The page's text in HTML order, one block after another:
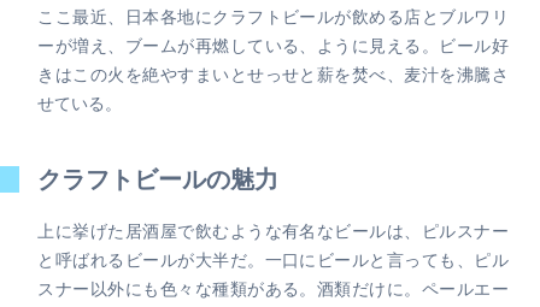
ここ最近、日本各地にクラフトビールが飲める店とブルワリ
ーが増え、ブームが再燃している、ように見える。ビール好
きはこの火を絶やすまいとせっせと薪を焚べ、麦汁を沸騰さ
せている。
クラフトビールの魅力
上に挙げた居酒屋で飲むような有名なビールは、ピルスナー
と呼ばれるビールが大半だ。一口にビールと言っても、ピル
スナー以外にも色々な種類がある。酒類だけに。ペールエー